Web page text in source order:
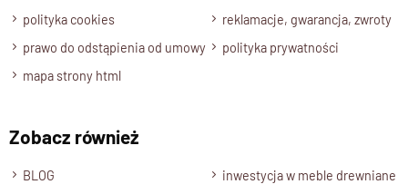
polityka cookies
reklamacje, gwarancja, zwroty
prawo do odstąpienia od umowy
polityka prywatności
mapa strony html
Zobacz również
BLOG
inwestycja w meble drewniane